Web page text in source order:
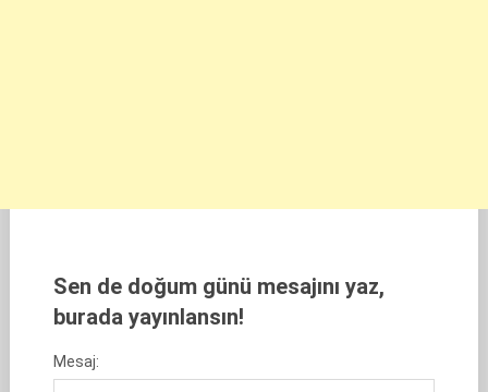
Sen de doğum günü mesajını yaz,
burada yayınlansın!
Mesaj: